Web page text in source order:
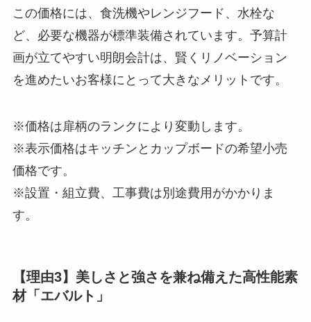
この価格には、食洗機やレンジフード、水栓な
ど、必要な機器が標準装備されています。予算計
画が立てやすい明朗会計は、賢くリノベーション
を進めたいお客様にとって大きなメリットです。
※価格は扉柄のランクにより変動します。
※表示価格はキッチンとカップボードの希望小売
価格です。
※設置・組立費、工事費は別途費用がかかりま
す。
【理由3】美しさと強さを兼ね備えた高性能素
材「エバルト」